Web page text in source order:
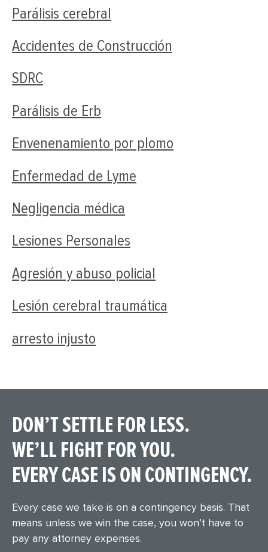
Parálisis cerebral
Accidentes de Construcción
SDRC
Parálisis de Erb
Envenenamiento por plomo
Enfermedad de Lyme
Negligencia médica
Lesiones Personales
Agresión y abuso policial
Lesión cerebral traumática
arresto injusto
DON’T SETTLE FOR LESS.
WE’LL FIGHT FOR YOU.
EVERY CASE IS ON CONTINGENCY.
Every case we take is on a contingency basis. That
means unless we win the case, you won’t have to
pay any attorney expenses.